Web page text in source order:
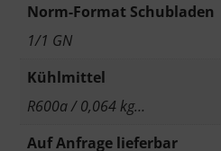
Norm-Format Schubladen
1/1 GN
Kühlmittel
R600a / 0,064 kg…
Auf Anfrage lieferbar